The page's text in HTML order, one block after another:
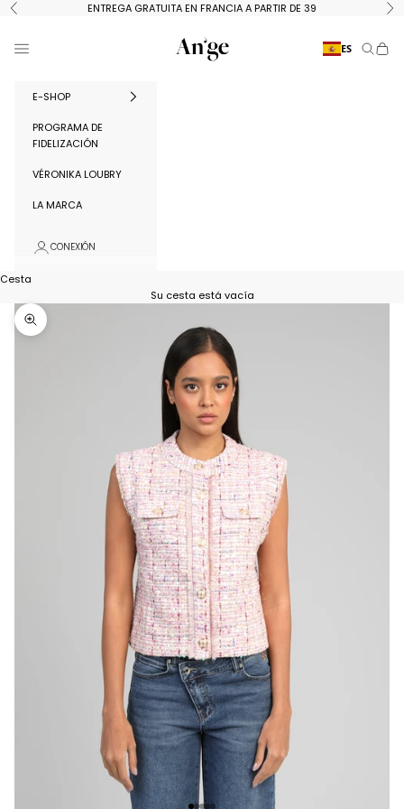
Ir al contenido
Anterior ENTREGA GRATUITA EN FRANCIA A PARTIR DE 39
Ange Paris
Menú ES Buscar
E-SHOP
PROGRAMA DE
FIDELIZACIÓN
VÉRONIKA LOUBRY
LA MARCA
CONEXIÓN
Cesta
Su cesta está vacía
Ampliar la imagen